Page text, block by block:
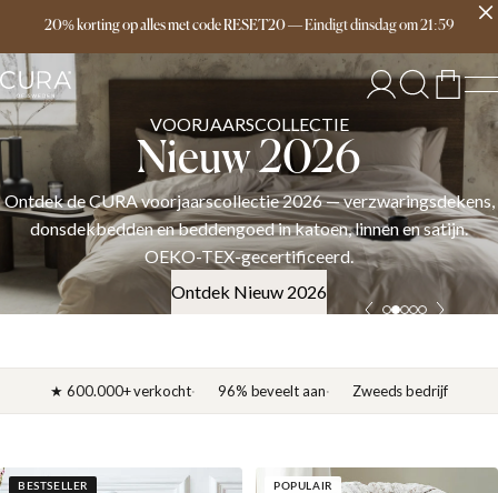
20% korting op alles met code RESET20—Eindigtdinsdagom21:59
Free delivery over 149€
VOORJAARSCOLLECTIE
Nieuw 2026
Ontdek de CURA voorjaarscollectie 2026 — verzwaringsdekens,
donsdekbedden en beddengoed in katoen, linnen en satijn.
OEKO-TEX-gecertificeerd.
Ontdek Nieuw 2026
★ 600.000+ verkocht 96% beveelt aan Zweeds bedrijf
BESTSELLER POPULAIR